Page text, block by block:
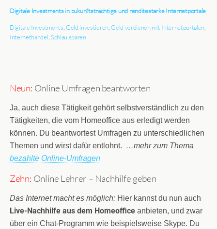
Digitale Investments in zukunftsträchtige und renditestarke Internetportale
Digitale Investments Geld investieren,Geld verdienen mit Internetportalen
Internethandel Schlau sparen
Neun: Online Umfragen beantworten
Ja, auch diese Tätigkeit gehört selbstverständlich zu den
Tätigkeiten, die vom Homeoffice aus erledigt werden
können. Du beantwortest Umfragen zu unterschiedlichen
Themen und wirst dafür entlohnt. …mehr zum Thema
bezahlte Online-Umfragen
Zehn: Online Lehrer – Nachhilfe geben
Das Internet macht es möglich: Hier kannst du nun auch
Live-Nachhilfe aus dem Homeoffice anbieten, und zwar
über ein Chat-Programm wie beispielsweise Skype. Du